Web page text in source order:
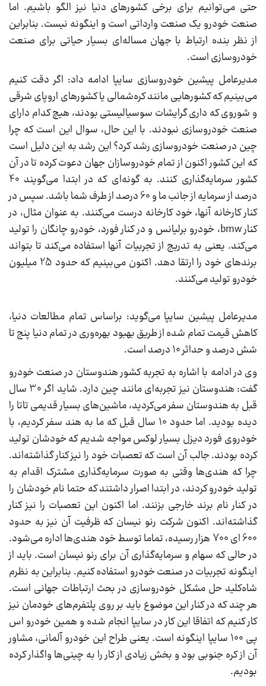
حتی می‌توانیم برای برخی کشورهای دنیا نیز الگو باشیم. اما
صنعت خودرو یک صنعت وارداتی است و اینگونه نیست. بنابراین
از نظر بنده ارتباط با جهان مساله‌ای بسیار حیاتی برای صنعت
خودروسازی است.
مدیرعامل پیشین خودروسازی سایپا ادامه داد: اگر دقت کنیم
می‌بینیم که کشورهایی مانند کره‌شمالی یا کشورهای اروپای شرقی
و شوروی که داری گرایشات سوسیالیستی بودند، هیچ کدام دارای
صنعت خودروسازی نبودند. با این حال، سوال این است که چرا
چین در صنعت خودروسازی رشد کرد؟ این رشد به این دلیل است
که این کشور اکنون از تمام خودروسازان جهان دعوت کرده تا در آن
کشور سرمایه‌گذاری کنند. به گونه‌ای که در ابتدا می‌گویند 40
درصد از سرمایه از جانب ما و 60 درصد از طرف شما باشد. سپس در
کنار کارخانه آنها، خود کارخانه درست می‌کنند. به عنوان مثال، در
کنار bmw، خودرو برلیانس و در کنار فورد، خودرو چانگان را تولید
می‌کند. یعنی به تدریج از تجربیات آنها استفاده می‌کند تا بتواند
برندهای خود را ارتقا دهد. اکنون می‌بینیم که حدود 25 میلیون
خودرو تولید می‌کنند.
مدیرعامل پیشین سایپا می‌گوید: براساس تمام مطالعات دنیا،
کاهش قیمت تمام شده از طریق بهبود بهره‌وری در تمام دنیا پنج تا
شش درصد و حداثر 10 درصد است.
وی در ادامه با اشاره به تجربه کشور هندوستان در صنعت خودرو
گفت: هندوستان نیز تجربه‌ای مانند چین دارد. شاید اگر 30 سال
قبل به هندوستان سفر می‌کردید، ماشین‌های بسیار قدیمی تاتا را
دیده بودید. اما حدود 10 سال قبل که ما به هند سفر کردیم، با
خودروی فورد دیزل بسیار لوکس مواجه شدیم که خودشان تولید
کرده بودند. جالب آن است که تعصبات خود را نیز کنار گذاشته‎‌اند.
چرا که هندی‌ها وقتی به صورت سرمایه‌گذاری مشترک اقدام به
تولید خودرو کردند، در ابتدا اصرار داشتند که حتما نام خودشان را
در کنار نام برند خارجی بزنند. اما اکنون این تعصبات را نیز کنار
گذاشته‌اند. اکنون شرکت رنو نیسان که ظرفیت آن نیز به حدود
600 ای 700 هزار رسیده، تماما توسط خود هندی‌ها اداره می‌شود.
در حالی که سهام و سرمایه‌گذاری آن برای رنو نیسان است. باید از
اینگونه تجربیات در صنعت خودرو استفاده کنیم. بنابراین به نظرم
شاه‌کلید حل مشکل خودروسازی در بحث ارتباطات جهانی است.
هر چند که در کنار این موضوع باید بر روی پلتفرم‌های خودمان نیز
کار کنیم که اتفاقا این کار در سایپا انجام شده و همین خودرو اس
پی 100 سایپا اینگونه است. یعنی طراح این خودرو آلمانی، مشاور
آن از کره جنوبی بود و بخش زیادی از کار را به چینی‌ها واگذار کرده
بودیم.